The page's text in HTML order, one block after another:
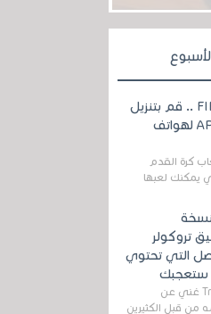
FIFA 16 MOD 2026 .. قم بتنزيل
النسخة المحدثة APK لهواتف
كرة القدم
يمكنك لعبها
تروكولر
التي تحتوي
ستعجبك
أصبح تطبيق Truecaller غني عن
من قبل الكثيرين